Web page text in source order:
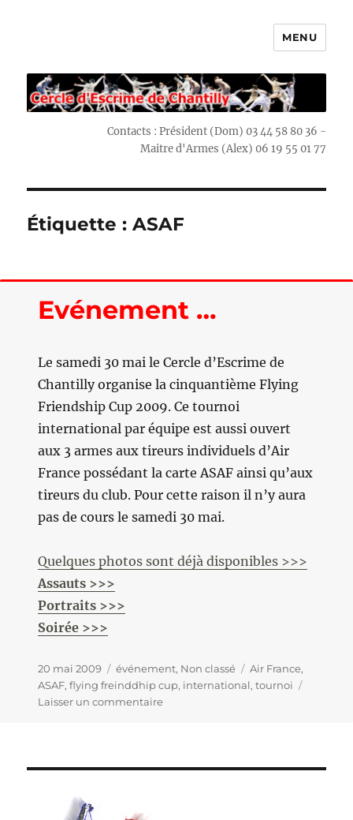
MENU
Contacts : Président (Dom) 03 44 58 80 36 -
Maitre d'Armes (Alex) 06 19 55 01 77
Étiquette : ASAF
Evénement …
Le samedi 30 mai le Cercle d’Escrime de
Chantilly organise la cinquantième Flying
Friendship Cup 2009. Ce tournoi
international par équipe est aussi ouvert
aux 3 armes aux tireurs individuels d’Air
France possédant la carte ASAF ainsi qu’aux
tireurs du club. Pour cette raison il n’y aura
pas de cours le samedi 30 mai.
Quelques photos sont déjà disponibles >>>
Assauts >>>
Portraits >>>
Soirée >>>
Publié
le
20 mai 2009 Catégories
événement, Non classé Étiquettes
Air France,
ASAF, flying freinddhip cup, international, tournoi
Laisser un commentairesur